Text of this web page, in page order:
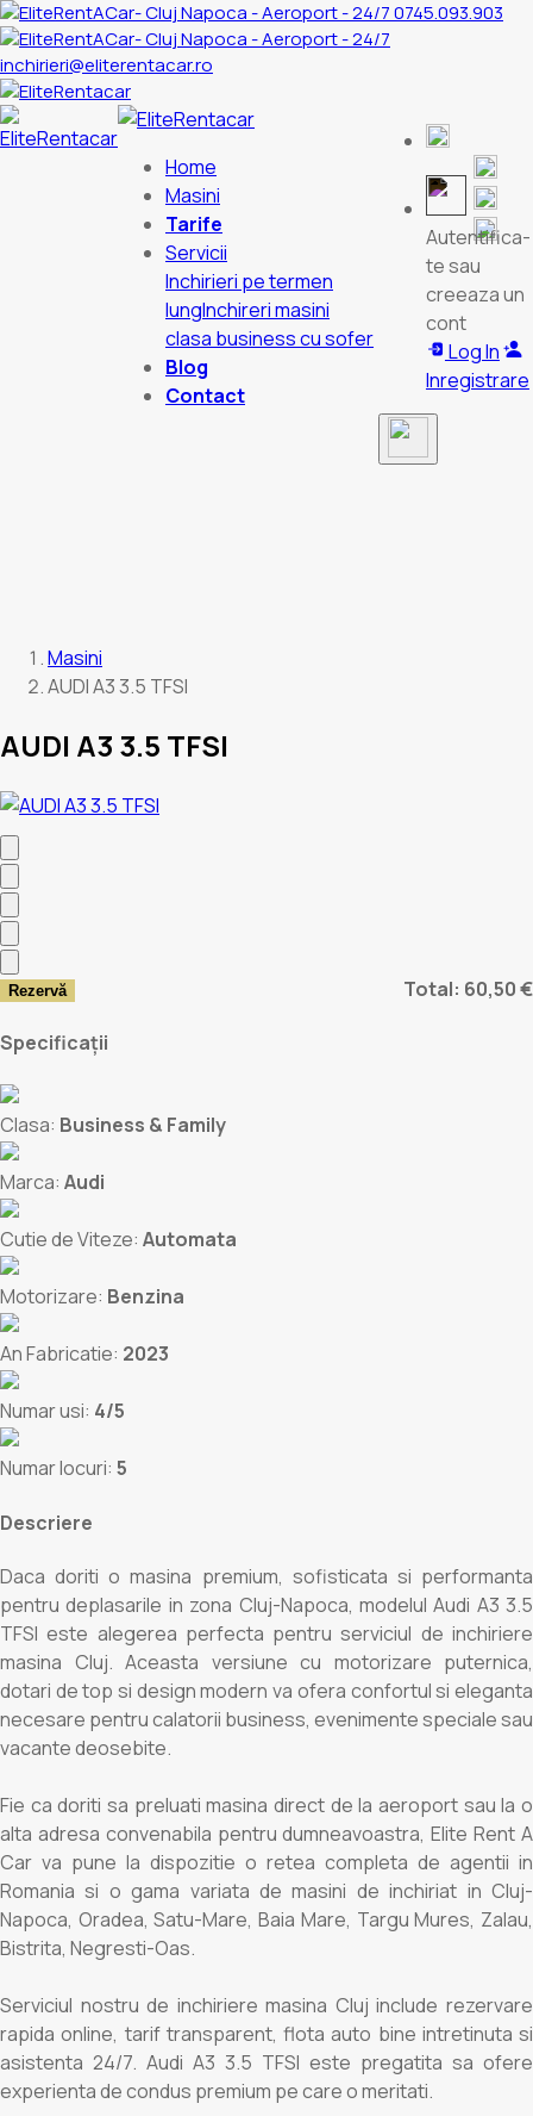
0745.093.903
inchirieri@eliterentacar.ro
Home
Masini
Tarife
Servicii
Inchirieri pe termen
lungInchireri masini
clasa business cu sofer
Blog
Contact
Autentifica-
te sau
creeaza un
cont
Log In
Inregistrare
Masini
AUDI A3 3.5 TFSI
AUDI A3 3.5 TFSI
Total: 60,50 €
Rezervă
Specificații
Clasa: Business & Family
Marca: Audi
Cutie de Viteze: Automata
Motorizare: Benzina
An Fabricatie: 2023
Numar usi: 4/5
Numar locuri: 5
Descriere
Daca doriti o masina premium, sofisticata si performanta
pentru deplasarile in zona Cluj-Napoca, modelul Audi A3 3.5
TFSI este alegerea perfecta pentru serviciul de inchiriere
masina Cluj. Aceasta versiune cu motorizare puternica,
dotari de top si design modern va ofera confortul si eleganta
necesare pentru calatorii business, evenimente speciale sau
vacante deosebite.
Fie ca doriti sa preluati masina direct de la aeroport sau la o
alta adresa convenabila pentru dumneavoastra, Elite Rent A
Car va pune la dispozitie o retea completa de agentii in
Romania si o gama variata de masini de inchiriat in Cluj-
Napoca, Oradea, Satu-Mare, Baia Mare, Targu Mures, Zalau,
Bistrita, Negresti-Oas.
Serviciul nostru de inchiriere masina Cluj include rezervare
rapida online, tarif transparent, flota auto bine intretinuta si
asistenta 24/7. Audi A3 3.5 TFSI este pregatita sa ofere
experienta de condus premium pe care o meritati.